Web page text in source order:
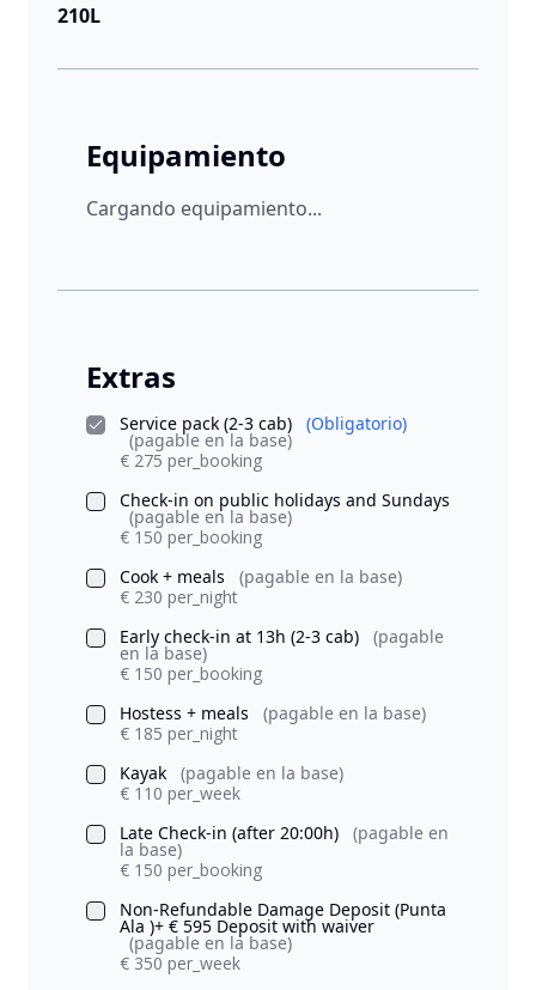
210L
Equipamiento
Cargando equipamiento...
Extras
Service pack (2-3 cab) (Obligatorio)
(pagable en la base)
€ 275 per_booking
Check-in on public holidays and Sundays
(pagable en la base)
€ 150 per_booking
Cook + meals
(pagable en la base)
€ 230 per_night
Early check-in at 13h (2-3 cab)
(pagable
en la base)
€ 150 per_booking
Hostess + meals
(pagable en la base)
€ 185 per_night
Kayak
(pagable en la base)
€ 110 per_week
Late Check-in (after 20:00h)
(pagable en
la base)
€ 150 per_booking
Non-Refundable Damage Deposit (Punta
Ala )+ € 595 Deposit with waiver
(pagable en la base)
€ 350 per_week